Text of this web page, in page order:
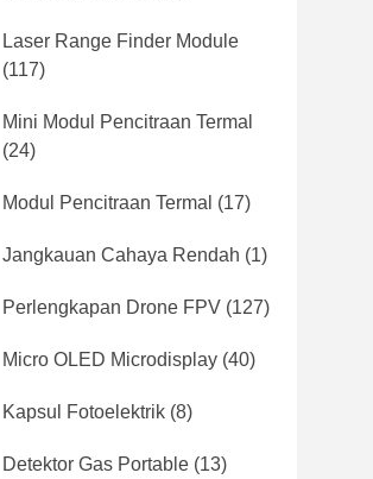
Laser Range Finder Module
(117)
Mini Modul Pencitraan Termal
(24)
Modul Pencitraan Termal (17)
Jangkauan Cahaya Rendah (1)
Perlengkapan Drone FPV (127)
Micro OLED Microdisplay (40)
Kapsul Fotoelektrik (8)
Detektor Gas Portable (13)